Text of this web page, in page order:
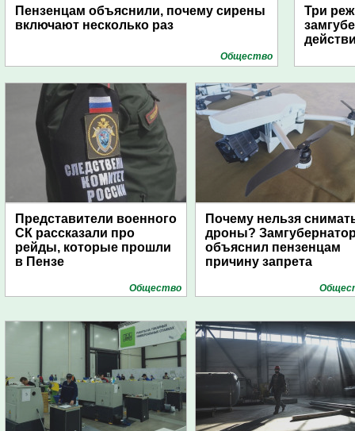
Пензенцам объяснили, почему сирены
включают несколько раз
Общество
Три
Представители военного
СК рассказали про
рейды, которые прошли
в Пензе
Общество
Почему нельзя
дроны?
объяснил пензенцам
причину запрета